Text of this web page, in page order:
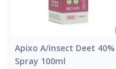
Apixo A/insect Deet 40%
Spray 100ml